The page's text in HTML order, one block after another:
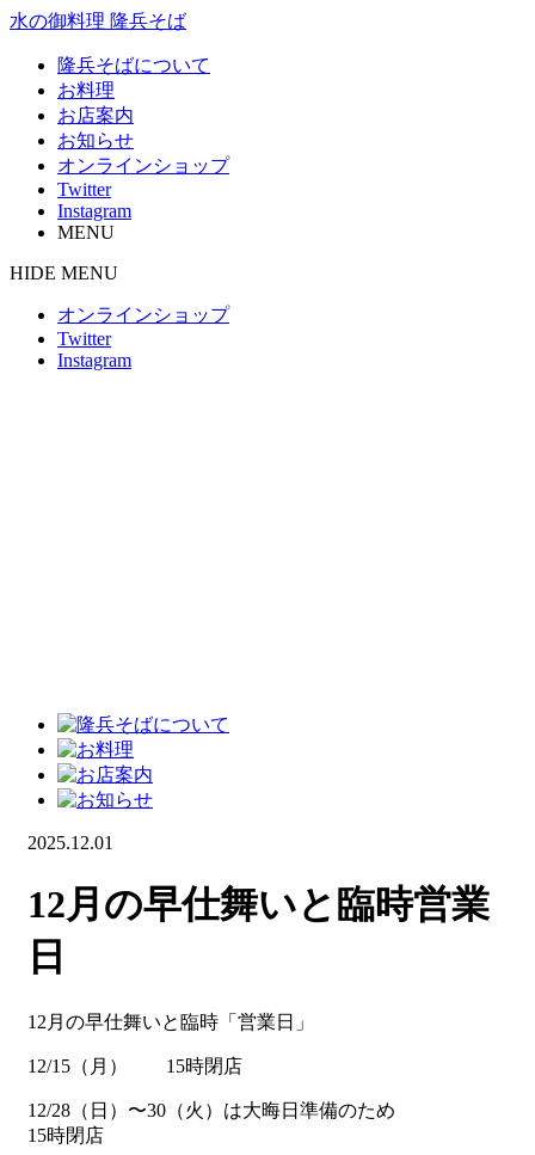
水の御料理 隆兵そば
隆兵そばについて
お料理
お店案内
お知らせ
オンラインショップ
Twitter
Instagram
MENU
HIDE MENU
オンラインショップ
Twitter
Instagram
2025.12.01
12月の早仕舞いと臨時営業
日
12月の早仕舞いと臨時「営業日」
12/15（月） 15時閉店
12/28（日）〜30（火）は大晦日準備のため
15時閉店